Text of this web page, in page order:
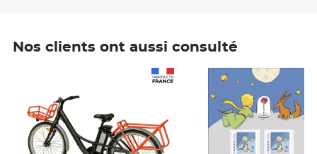
Nos clients ont aussi consulté
Prix 7,50€